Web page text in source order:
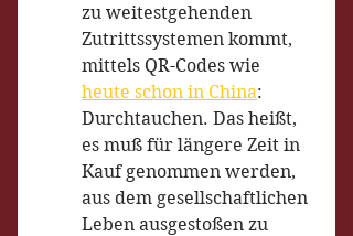
zu weitestgehenden
Zutrittssystemen kommt,
mittels QR-Codes wie
heute schon in China:
Durchtauchen. Das heißt,
es muß für längere Zeit in
Kauf genommen werden,
aus dem gesellschaftlichen
Leben ausgestoßen zu